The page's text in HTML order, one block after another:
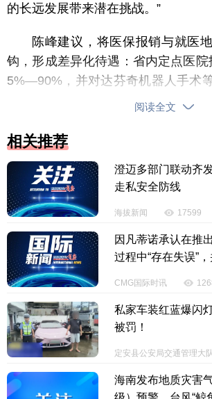
的长远发展带来潜在挑战。”
陈峰建议，将医保报销与就医
钩，形成差异化待遇：省内定点医
5%—90%，并对达芬奇机器人手术
政策倾斜；省外协议机构报销比
报销比例不超过55%，未经备案不予
陈峰呼吁借鉴上海经验，将外
进诊疗技术、高值耗材及特殊药物
目录，消除政策差异带来的患者外
省内医疗服务定价，压缩不合理费
就医的性价比优势。
陈峰同时建议，可考虑依托省
瘤转诊协作体系，引入AI技术辅助
度，合理引导疑难重症病例有序外
必要和无序的跨区转诊现象。定期
向社会公示，用客观数据破除“省外医
阅读全文
相关推荐
澄迈多部门联动齐
走私安全防线
海拔新闻 17599
因凡蒂诺承认在推
过程中“存在失误”
CMG国际时讯
私家车装红蓝爆闪
被罚！
定安县公安局交通管理大
海南发布地质灾害